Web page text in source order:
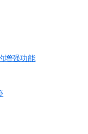
增强功能